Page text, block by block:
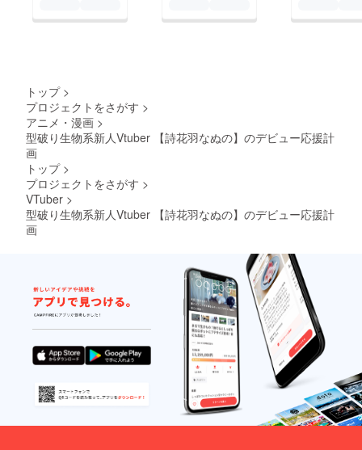
ラッピ
が１つ
トラッ
トの頭
ンTシャ
リジナ
ルデザ
インT
シャ
ツ。デ
ザイン
は未定
です
が、な
ぬの愛
に溢れ
たデザ
インに
したい
トップ >
プロジェクトをさがす >
アニメ・漫画 >
型破り生物系新人Vtuber 【詩花羽なぬの】のデビュー応援計
画
トップ >
プロジェクトをさがす >
VTuber >
型破り生物系新人Vtuber 【詩花羽なぬの】のデビュー応援計
画